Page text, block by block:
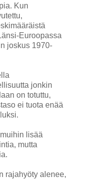
Kun
Euroopassa
joskus 1970-
jonkin
on totuttu,
ei tuota enää
lisää
mutta
rajahyöty alenee,